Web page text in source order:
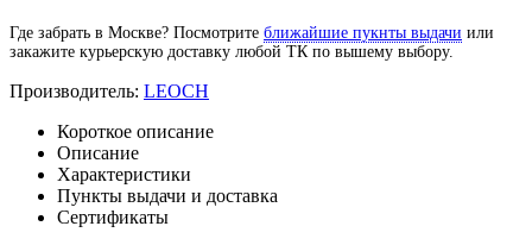
Где забрать в Москве? Посмотрите ближайшие пукнты выдачи или
закажите курьерскую доставку любой ТК по вышему выбору.
Производитель: LEOCH
Короткое описание
Описание
Характеристики
Пункты выдачи и доставка
Сертификаты